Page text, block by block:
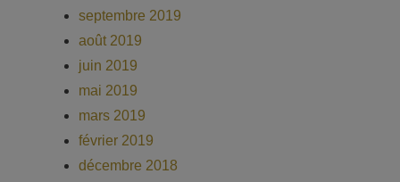
septembre 2019
août 2019
juin 2019
mai 2019
mars 2019
février 2019
décembre 2018